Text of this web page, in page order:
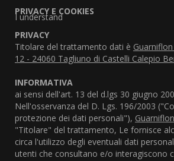
I understand
PRIVACY E COOKIES
PRIVACY
Titolare del trattamento dati è
12 - 24060 Tagliuno di Castelli Calepio
INFORMATIVA
ai sensi dell'art. 13 del d.lgs 30 giugno
Nell'osservanza del D. Lgs. 196/2003
protezione dei dati personali"),
"Titolare" del trattamento, Le fornisce
circa l'utilizzo degli eventuali dati
utenti che consultano e/o interagiscono